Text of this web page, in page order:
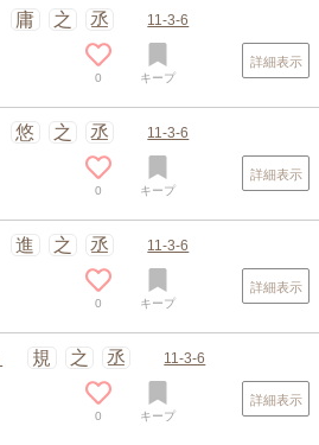
庸 之 丞 11-3-6
0 キープ
詳細表示
悠 之 丞 11-3-6
0 キープ
詳細表示
進 之 丞 11-3-6
0 キープ
詳細表示
規 之 丞 11-3-6
0 キープ
詳細表示